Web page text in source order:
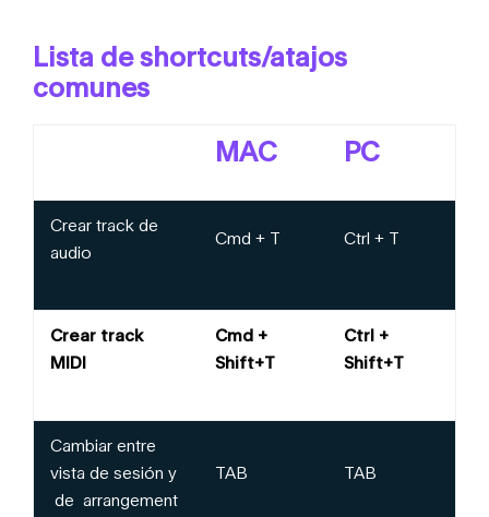
Lista de shortcuts/atajos
comunes
MAC PC
Crear track de
audio
Cmd + T Ctrl + T
Crear track
MIDI
Cmd +
Shift+T
Ctrl +
Shift+T
Cambiar entre
vista de sesión y
de arrangement
TAB TAB